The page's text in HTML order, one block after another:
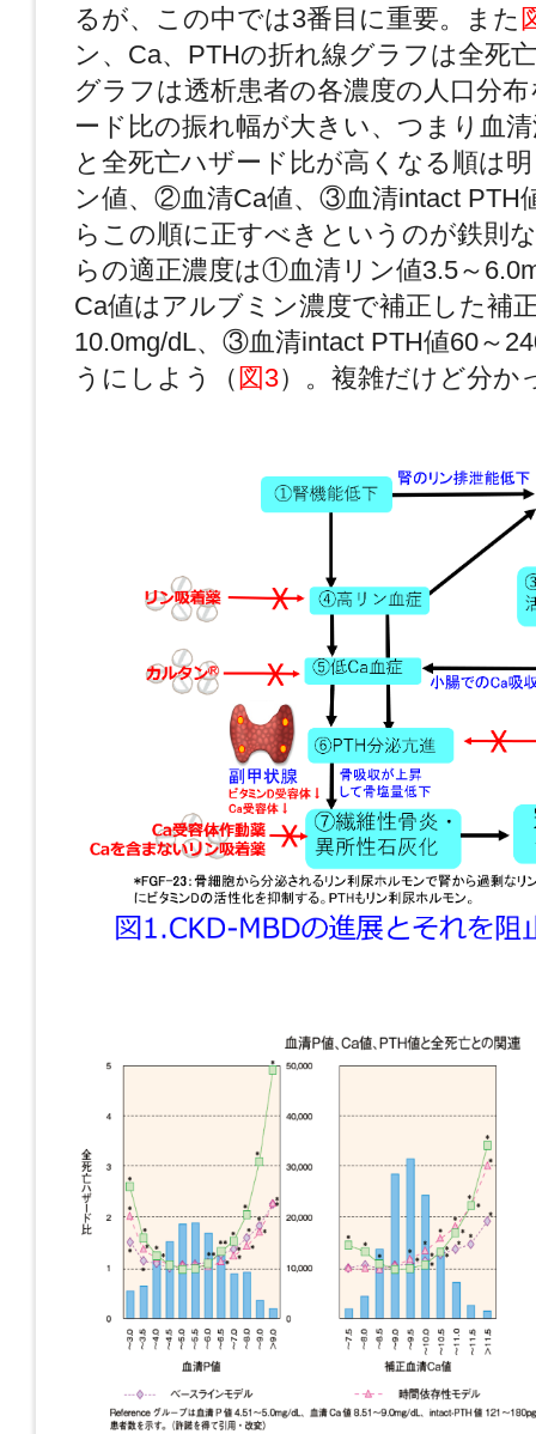
るが、この中では3番目に重要。また
ン、Ca、PTHの折れ線グラフは全死
グラフは透析患者の各濃度の人口分
ード比の振れ幅が大きい、つまり血
と全死亡ハザード比が高くなる順は
ン値、②血清Ca値、③血清intact PTH
らこの順に正すべきというのが鉄則
らの適正濃度は①血清リン値3.5～
Ca値はアルブミン濃度で補正した補
10.0mg/dL、③血清intact PTH値60～
うにしよう（ 図3）。複雑だけど分か